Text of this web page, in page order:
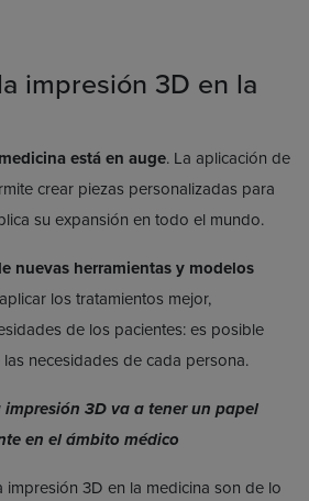
impresión 3D en la
está en auge. La aplicación de
crear piezas personalizadas para
su expansión en todo el mundo.
nuevas herramientas y modelos
los tratamientos mejor,
de los pacientes: es posible
necesidades de cada persona.
3D va a tener un papel
en el ámbito médico
impresión 3D en la medicina son de lo